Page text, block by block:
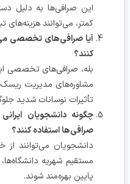
این صرافی‌ها به دلیل دسترسی
کمتر، می‌توانند هزینه‌های
آیا صرافی‌های تخصصی
بله، صرافی‌های تخصصی
مشاوره‌های مدیریت ریسک را
تأثیرات نوسانات شدید جلوگیری
چگونه دانشجویان ایرانی
صرافی‌ها استفاده کنند؟
دانشجویان می‌توانند از
مستقیم شهریه دانشگاه‌ها،
پایین بهره‌مند شوند.